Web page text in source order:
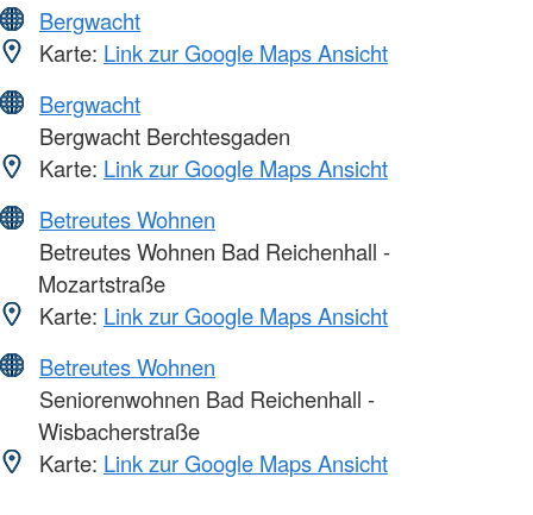
Bergwacht
Karte: Link zur Google Maps Ansicht
Bergwacht
Bergwacht Berchtesgaden
Karte: Link zur Google Maps Ansicht
Betreutes Wohnen
Betreutes Wohnen Bad Reichenhall -
Mozartstraße
Karte: Link zur Google Maps Ansicht
Betreutes Wohnen
Seniorenwohnen Bad Reichenhall -
Wisbacherstraße
Karte: Link zur Google Maps Ansicht